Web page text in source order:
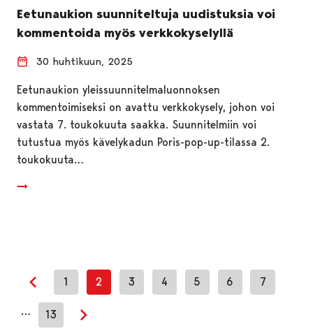
Eetunaukion suunniteltuja uudistuksia voi
kommentoida myös verkkokyselyllä
30 huhtikuun, 2025
Eetunaukion yleissuunnitelmaluonnoksen
kommentoimiseksi on avattu verkkokysely, johon voi
vastata 7. toukokuuta saakka. Suunnitelmiin voi
tutustua myös kävelykadun Poris-pop-up-tilassa 2.
toukokuuta…
Edellinen sivu
1 2 3 4 5 6 7
… 13
Seuraava sivu